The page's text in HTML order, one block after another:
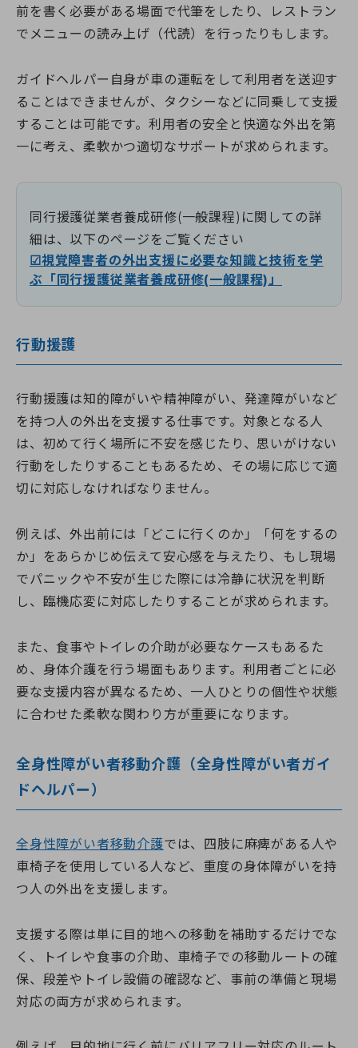
前を書く必要がある場面で代筆をしたり、レストラン
でメニューの読み上げ（代読）を行ったりもします。
ガイドヘルパー自身が車の運転をして利用者を送迎す
ることはできませんが、タクシーなどに同乗して支援
することは可能です。利用者の安全と快適な外出を第
一に考え、柔軟かつ適切なサポートが求められます。
同行援護従業者養成研修(一般課程)に関しての詳
細は、以下のページをご覧ください
☑視覚障害者の外出支援に必要な知識と技術を学
ぶ「同行援護従業者養成研修(一般課程)」
行動援護
行動援護は知的障がいや精神障がい、発達障がいなど
を持つ人の外出を支援する仕事です。対象となる人
は、初めて行く場所に不安を感じたり、思いがけない
行動をしたりすることもあるため、その場に応じて適
切に対応しなければなりません。
例えば、外出前には「どこに行くのか」「何をするの
か」をあらかじめ伝えて安心感を与えたり、もし現場
でパニックや不安が生じた際には冷静に状況を判断
し、臨機応変に対応したりすることが求められます。
また、食事やトイレの介助が必要なケースもあるた
め、身体介護を行う場面もあります。利用者ごとに必
要な支援内容が異なるため、一人ひとりの個性や状態
に合わせた柔軟な関わり方が重要になります。
全身性障がい者移動介護（全身性障がい者ガイ
ドヘルパー）
全身性障がい者移動介護では、四肢に麻痺がある人や
車椅子を使用している人など、重度の身体障がいを持
つ人の外出を支援します。
支援する際は単に目的地への移動を補助するだけでな
く、トイレや食事の介助、車椅子での移動ルートの確
保、段差やトイレ設備の確認など、事前の準備と現場
対応の両方が求められます。